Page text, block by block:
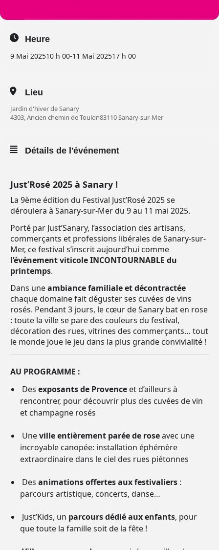
Heure
9 Mai 202510 h 00-11 Mai 202517 h 00
Lieu
Jardin d'hiver de Sanary
4303, Ancien chemin de Toulon83110 Sanary-sur-Mer
Détails de l'événement
Just’Rosé 2025 à Sanary !
La 9ème édition du Festival Just’Rosé 2025 se
déroulera à Sanary-sur-Mer du 9 au 11 mai 2025.
Porté par Just’Sanary, l’association des artisans,
commerçants et professions libérales de Sanary-sur-
Mer, ce festival s’inscrit aujourd’hui comme
l’événement viticole INCONTOURNABLE du
printemps.
Dans uneambiance familiale et décontractée
chaque domaine fait déguster ses cuvées de vins
rosés. Pendant 3 jours, le cœur de Sanary bat en rose
: toute la ville se pare des couleurs du festival,
décoration des rues, vitrines des commerçants… tout
le monde joue le jeu dans la plus grande convivialité !
AU PROGRAMME :
Des exposants de Provence et d’ailleurs à
rencontrer, pour découvrir plus des cuvées de vin
et champagne rosés
Uneville entièrement parée de roseavec une
incroyable canopée: installation éphémère
extraordinaire dans le ciel des rues piétonnes
Des animations offertes aux festivaliers :
parcours artistique, concerts, danse…
Just’Kids, un parcours dédié aux enfants, pour
que toute la famille soit de la fête !